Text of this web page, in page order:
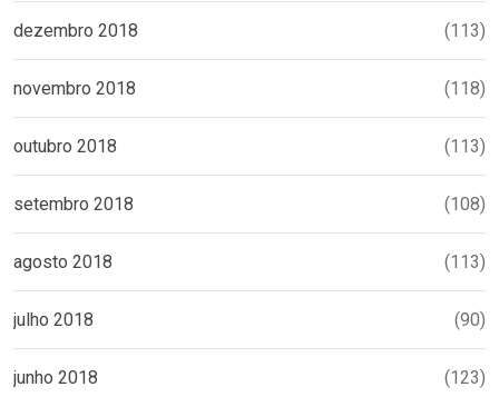
dezembro 2018 (113)
novembro 2018 (118)
outubro 2018 (113)
setembro 2018 (108)
agosto 2018 (113)
julho 2018 (90)
junho 2018 (123)